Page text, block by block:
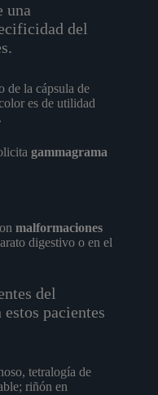
una
del
de la cápsula de
es de utilidad
gammagrama
malformaciones
digestivo o en el
del
pacientes
tetralogía de
riñón en